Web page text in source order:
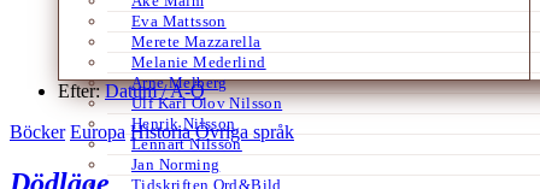
Eva Mattsson
Merete Mazzarella
Melanie Mederlind
Arne Melberg
Ulf Karl Olov Nilsson
Henrik Nilsson
Lennart Nilsson
Jan Norming
Tidskriften Ord&Bild
Efter:Datum /A-Ö
Böcker Europa Historia Övriga språk
Dödläge